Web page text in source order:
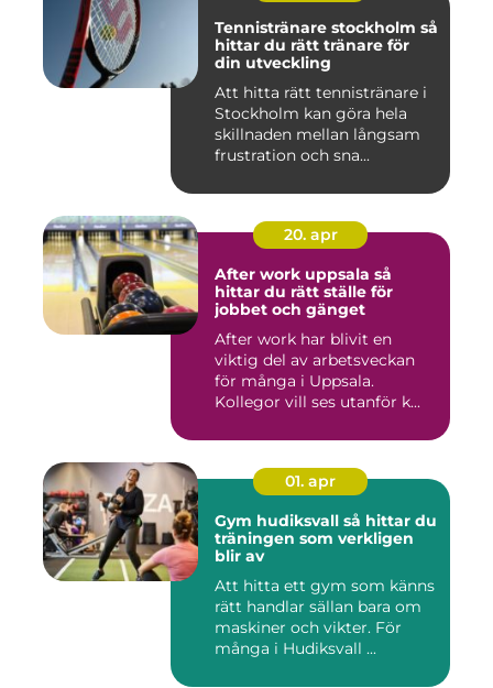
Tennistränare stockholm så
hittar du rätt tränare för
din utveckling
Att hitta rätt tennistränare i
Stockholm kan göra hela
skillnaden mellan långsam
frustration och sna...
20. apr
After work uppsala så
hittar du rätt ställe för
jobbet och gänget
After work har blivit en
viktig del av arbetsveckan
för många i Uppsala.
Kollegor vill ses utanför k...
01. apr
Gym hudiksvall så hittar du
träningen som verkligen
blir av
Att hitta ett gym som känns
rätt handlar sällan bara om
maskiner och vikter. För
många i Hudiksvall ...